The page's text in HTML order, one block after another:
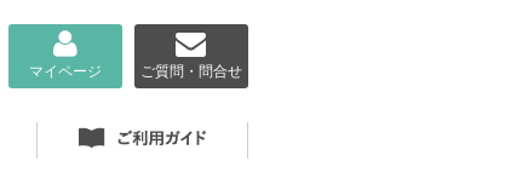
マイページ ご質問・問合せ